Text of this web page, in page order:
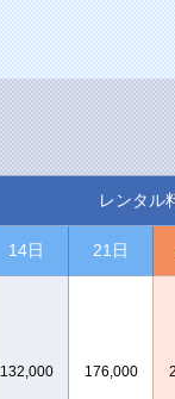
レンタル
14日 21日
132,000 176,000